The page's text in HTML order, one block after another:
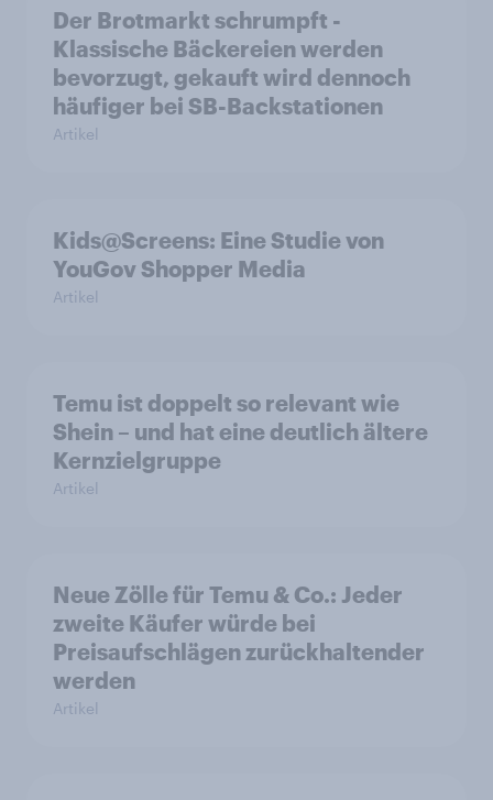
Der Brotmarkt schrumpft -
Klassische Bäckereien werden
bevorzugt, gekauft wird dennoch
häufiger bei SB-Backstationen
Artikel
Kids@Screens: Eine Studie von
YouGov Shopper Media
Artikel
Temu ist doppelt so relevant wie
Shein – und hat eine deutlich ältere
Kernzielgruppe
Artikel
Neue Zölle für Temu & Co.: Jeder
zweite Käufer würde bei
Preisaufschlägen zurückhaltender
werden
Artikel